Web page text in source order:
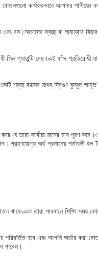
কার্যকরভাবে আপনার পানীয়ের
রস।আমাদের স্বচ্ছ বা অ্যাম্বার
গ্যারান্টি দেয়।এই ফাঁস-প্রতিরোধী
শক্ত বাক্সের মধ্যে দ্বিগুণ বুদবুদ
তারা সর্বোচ্চ মানের মান পূরণ
গ্রহণযোগ্য অর্থ প্রদানের শর্তাবলী
থাকে,এবং তারা সাবধানে শিপিং সময়
হবে এবং আপনি অর্ডার করা
পাবেন।